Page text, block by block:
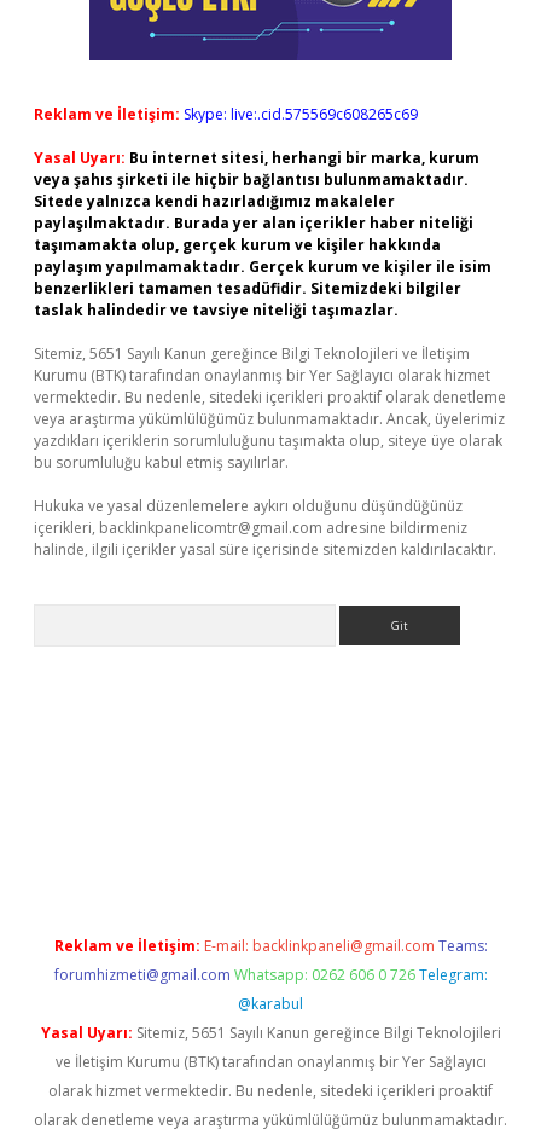
Reklam ve İletişim: Skype: live:.cid.575569c608265c69
Yasal Uyarı: Bu internet sitesi, herhangi bir marka, kurum
veya şahıs şirketi ile hiçbir bağlantısı bulunmamaktadır.
Sitede yalnızca kendi hazırladığımız makaleler
paylaşılmaktadır. Burada yer alan içerikler haber niteliği
taşımamakta olup, gerçek kurum ve kişiler hakkında
paylaşım yapılmamaktadır. Gerçek kurum ve kişiler ile isim
benzerlikleri tamamen tesadüfidir. Sitemizdeki bilgiler
taslak halindedir ve tavsiye niteliği taşımazlar.
Sitemiz, 5651 Sayılı Kanun gereğince Bilgi Teknolojileri ve İletişim
Kurumu (BTK) tarafından onaylanmış bir Yer Sağlayıcı olarak hizmet
vermektedir. Bu nedenle, sitedeki içerikleri proaktif olarak denetleme
veya araştırma yükümlülüğümüz bulunmamaktadır. Ancak, üyelerimiz
yazdıkları içeriklerin sorumluluğunu taşımakta olup, siteye üye olarak
bu sorumluluğu kabul etmiş sayılırlar.
Hukuka ve yasal düzenlemelere aykırı olduğunu düşündüğünüz
içerikleri, backlinkpanelicomtr@gmail.com adresine bildirmeniz
halinde, ilgili içerikler yasal süre içerisinde sitemizden kaldırılacaktır.
Reklam ve İletişim: E-mail: backlinkpaneli@gmail.com Teams:
forumhizmeti@gmail.com Whatsapp: 0262 606 0 726 Telegram:
@karabul
Yasal Uyarı: Sitemiz, 5651 Sayılı Kanun gereğince Bilgi Teknolojileri
ve İletişim Kurumu (BTK) tarafından onaylanmış bir Yer Sağlayıcı
olarak hizmet vermektedir. Bu nedenle, sitedeki içerikleri proaktif
olarak denetleme veya araştırma yükümlülüğümüz bulunmamaktadır.